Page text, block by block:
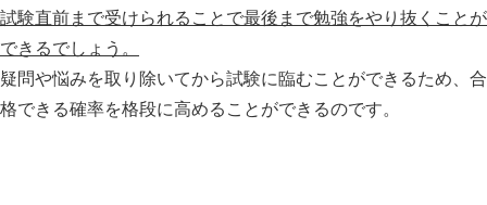
試験直前まで受けられることで最後まで勉強をやり抜くことが
できるでしょう。
疑問や悩みを取り除いてから試験に臨むことができるため、合
格できる確率を格段に高めることができるのです。